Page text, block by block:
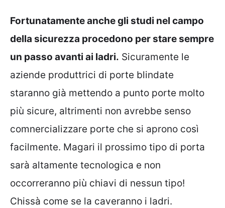
Fortunatamente anche gli studi nel campo
della sicurezza procedono per stare sempre
un passo avanti ai ladri. Sicuramente le
aziende produttrici di porte blindate
staranno già mettendo a punto porte molto
più sicure, altrimenti non avrebbe senso
comnercializzare porte che si aprono così
facilmente. Magari il prossimo tipo di porta
sarà altamente tecnologica e non
occorreranno più chiavi di nessun tipo!
Chissà come se la caveranno i ladri.